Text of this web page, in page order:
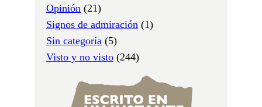
Opinión (21)
Signos de admiración (1)
Sin categoría (5)
Visto y no visto (244)